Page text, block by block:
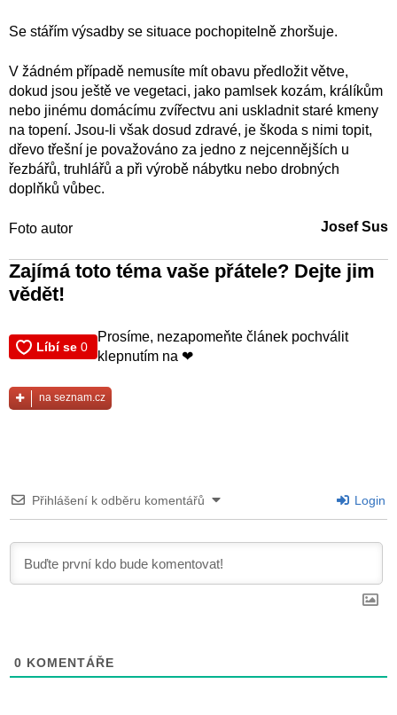
Se stářím výsadby se situace pochopitelně zhoršuje.
V žádném případě nemusíte mít obavu předložit větve,
dokud jsou ještě ve vegetaci, jako pamlsek kozám, králíkům
nebo jinému domácímu zvířectvu ani uskladnit staré kmeny
na topení. Jsou-li však dosud zdravé, je škoda s nimi topit,
dřevo třešní je považováno za jedno z nejcennějších u
řezbářů, truhlářů a při výrobě nábytku nebo drobných
doplňků vůbec.
Foto autor Josef Sus
Zajímá toto téma vaše přátele? Dejte jim
vědět!
Prosíme, nezapomeňte článek pochválit
klepnutím na ❤
na seznam.cz
Přihlášení k odběru komentářů Login
0 KOMENTÁŘE